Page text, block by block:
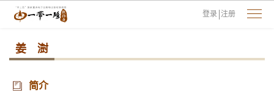
登录 注册
姜 澍
简介